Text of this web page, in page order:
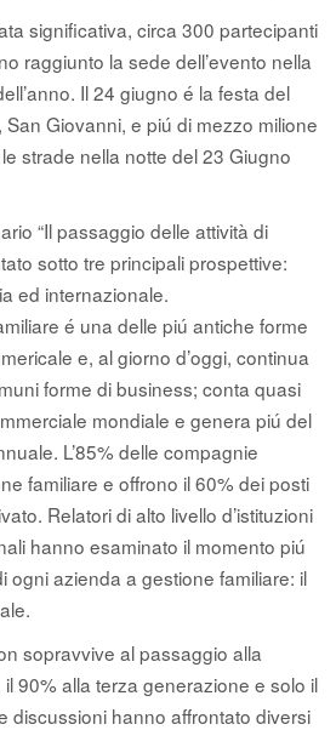
significativa, circa 300 partecipanti
raggiunto la sede dell’evento nella
Il 24 giugno é la festa del
Giovanni, e piú di mezzo milione
strade nella notte del 23 Giugno
“Il passaggio delle attività di
sotto tre principali prospettive:
ed internazionale.
é una delle piú antiche forme
e, al giorno d’oggi, continua
forme di business; conta quasi
mondiale e genera piú del
L’85% delle compagnie
familiare e offrono il 60% dei posti
Relatori di alto livello d’istituzioni
hanno esaminato il momento piú
ogni azienda a gestione familiare: il
sopravvive al passaggio alla
90% alla terza generazione e solo il
discussioni hanno affrontato diversi